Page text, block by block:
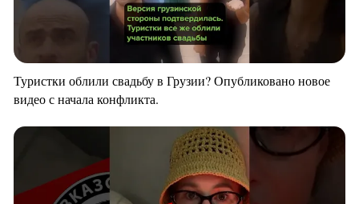
Туристки облили свадьбу в Грузии? Опубликовано новое
видео с начала конфликта.